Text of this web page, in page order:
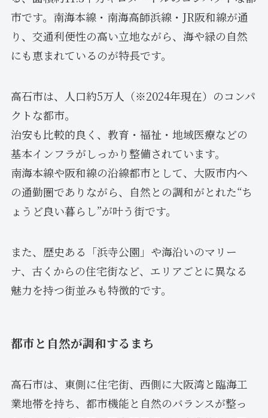
市です。南海本線・南海高師浜線・JR阪和線が通
り、交通利便性の高い立地ながら、海や緑の自然
にも恵まれているのが特長です。
高石市は、人口約5万人（※2024年現在）のコンパ
クトな都市。
治安も比較的良く、教育・福祉・地域医療などの
基本インフラがしっかり整備されています。
南海本線や阪和線の沿線都市として、大阪市内へ
の通勤圏でありながら、自然との調和がとれた“ち
ょうど良い暮らし”が叶う街です。
また、歴史ある「浜寺公園」や海沿いのマリー
ナ、古くからの住宅街など、エリアごとに異なる
魅力を持つ街並みも特徴的です。
都市と自然が調和するまち
高石市は、東側に住宅街、西側に大阪湾と臨海工
業地帯を持ち、都市機能と自然のバランスが整っ